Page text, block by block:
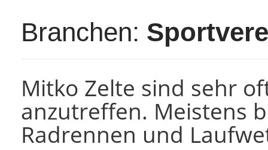
Branchen:
Mitko Zelte sind sehr
anzutreffen. Meistens
Radrennen und